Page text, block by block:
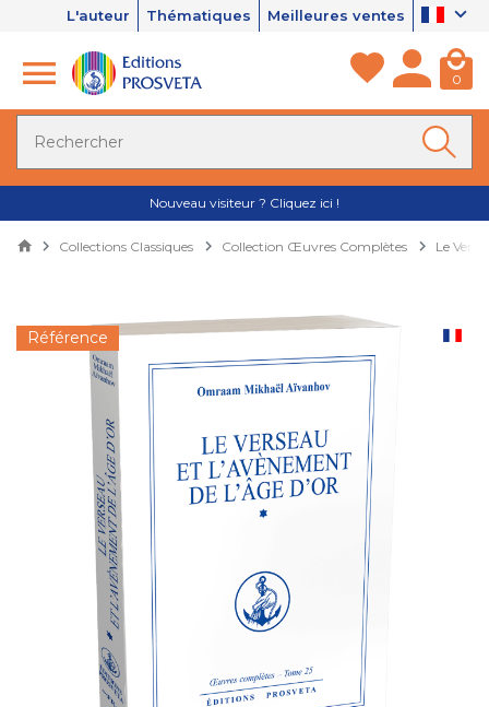
L'auteur Thématiques Meilleures ventes
0
Nouveau visiteur ? Cliquez ici !
Collections Classiques Collection Œuvres Complètes Le
Référence